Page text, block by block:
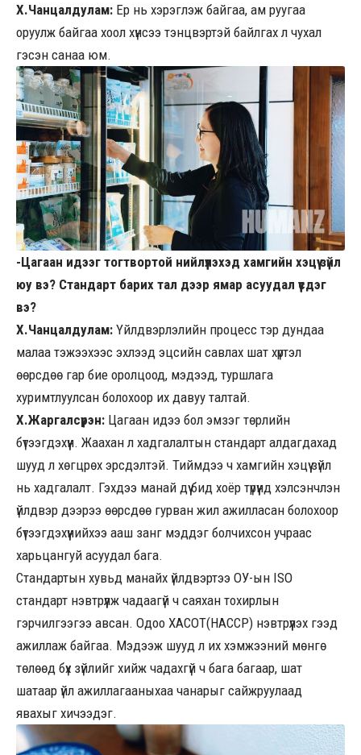
Х.Чанцалдулам: Ер нь хэрэглэж байгаа, ам руугаа
оруулж байгаа хоол хүнсээ тэнцвэртэй байлгах л чухал
гэсэн санаа юм.
-Цагаан идээг тогтвортой нийлүүлэхэд хамгийн хэцүү зүйл
юу вэ? Стандарт барих тал дээр ямар асуудал үүсдэг
вэ?
Х.Чанцалдулам: Үйлдвэрлэлийн процесс тэр дундаа
малаа тэжээхээс эхлээд эцсийн савлах шат хүртэл
өөрсдөө гар бие оролцоод, мэдээд, туршлага
хуримтлуулсан болохоор их давуу талтай.
Х.Жаргалсүрэн: Цагаан идээ бол эмзэг төрлийн
бүтээгдэхүүн. Жаахан л хадгалалтын стандарт алдагдахад
шууд л хөгцрөх эрсдэлтэй. Тиймдээ ч хамгийн хэцүү зүйл
нь хадгалалт. Гэхдээ манай дүү бид хоёр түрүүнд хэлсэнчлэн
үйлдвэр дээрээ өөрсдөө гурван жил ажилласан болохоор
бүтээгдэхүүнийхээ ааш занг мэддэг болчихсон учраас
харьцангуй асуудал бага.
Стандартын хувьд манайх үйлдвэртээ ОУ-ын ISO
стандарт нэвтрүүлж чадаагүй ч саяхан тохирлын
гэрчилгээгээ авсан. Одоо ХАСОТ(HACCP) нэвтрүүлэх гээд
ажиллаж байгаа. Мэдээж шууд л их хэмжээний мөнгө
төлөөд бүх зүйлийг хийж чадахгүй ч бага багаар, шат
шатаар үйл ажиллагааныхаа чанарыг сайжруулаад
явахыг хичээдэг.